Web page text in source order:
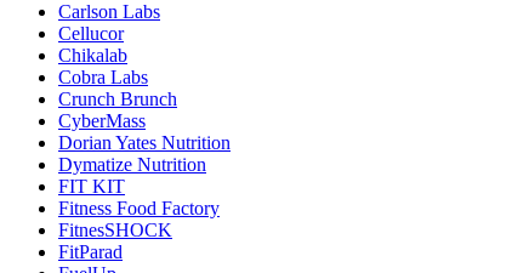
Carlson Labs
Cellucor
Chikalab
Cobra Labs
Crunch Brunch
CyberMass
Dorian Yates Nutrition
Dymatize Nutrition
FIT KIT
Fitness Food Factory
FitnesSHOCK
FitParad